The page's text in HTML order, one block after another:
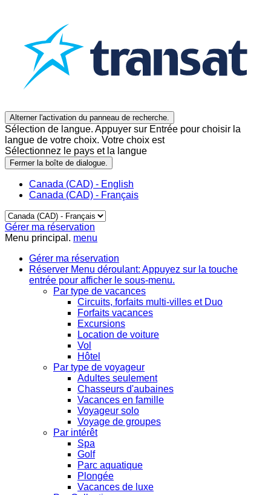
Alterner l'activation du panneau de recherche.
Sélection de langue. Appuyer sur Entrée pour choisir la
langue de votre choix. Votre choix est
Sélectionnez le pays et la langue
Fermer la boîte de dialogue.
Canada (CAD) - English
Canada (CAD) - Français
Gérer ma réservation
Menu principal. menu
Gérer ma réservation
Réserver Menu déroulant: Appuyez sur la touche
entrée pour afficher le sous-menu.
Par type de vacances
Circuits, forfaits multi-villes et Duo
Forfaits vacances
Excursions
Location de voiture
Vol
Hôtel
Par type de voyageur
Adultes seulement
Chasseurs d'aubaines
Vacances en famille
Voyageur solo
Voyage de groupes
Par intérêt
Spa
Golf
Parc aquatique
Plongée
Vacances de luxe